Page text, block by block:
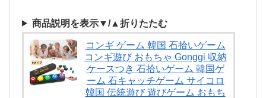
商品説明を表示▼/▲折りたたむ
コンギ ゲーム 韓国 石拾いゲーム
コンギ遊び おもちゃ Gonggi 収納
ケースつき 石拾いゲーム 韓国ゲ
ーム 石キャッチゲーム サイコロ
韓国 伝統遊び 遊びゲーム おもち